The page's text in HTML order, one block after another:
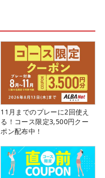
11月までのプレーに2回使え
る！コース限定3,500円クー
ポン配布中！